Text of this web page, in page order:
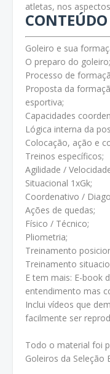
atletas, nos
Goleiro e sua
O preparo do goleiro;
Processo de
Proposta da
esportiva;
Capacidades
Lógica interna da
Colocação, ação e
Treinos específicos;
Agilidade /
Situacional 1xGk;
Coordenativo /
Ações de quedas;
Físico / Técnico;
Pliometria;
Treinamento
Treinamento
E tem mais: E-book
entendimento mas
Inclui vídeos que
facilmente ser
Todo o material foi
Goleiros da Seleção